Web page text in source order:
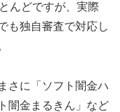
んどですが、実際
も独自審査で対応し
さに「ソフト闇金ハ
闇金まるきん」など